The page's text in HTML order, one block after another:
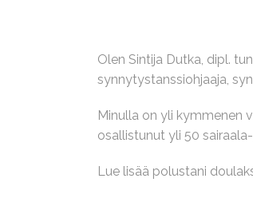
Olen Sintija Dutka, dipl.
synnytystanssiohjaaja,
Minulla on yli kymmenen
osallistunut yli 50
Lue lisää polustani